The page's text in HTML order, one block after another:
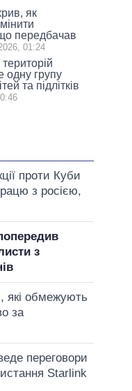
як
передбачав
01:24
одну групу
та підлітків
проти Куби
з росією,
з
які обмежують
за
переговори
Starlink